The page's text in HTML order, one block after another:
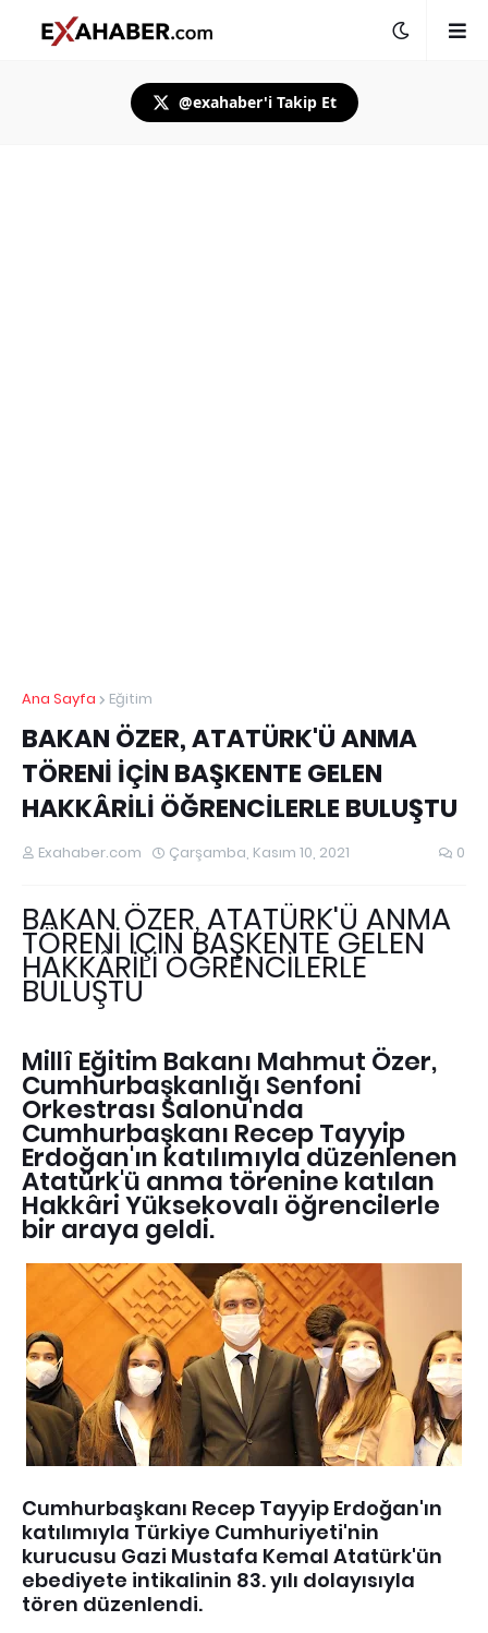
@exahaber'i Takip Et
Ana Sayfa Eğitim
BAKAN ÖZER, ATATÜRK'Ü ANMA
TÖRENİ İÇİN BAŞKENTE GELEN
HAKKÂRİLİ ÖĞRENCİLERLE BULUŞTU
Exahaber.com Çarşamba, Kasım 10, 2021 0
BAKAN ÖZER, ATATÜRK'Ü ANMA
TÖRENİ İÇİN BAŞKENTE GELEN
HAKKÂRİLİ ÖĞRENCİLERLE
BULUŞTU
Millî Eğitim Bakanı Mahmut Özer,
Cumhurbaşkanlığı Senfoni
Orkestrası Salonu'nda
Cumhurbaşkanı Recep Tayyip
Erdoğan'ın katılımıyla düzenlenen
Atatürk'ü anma törenine katılan
Hakkâri Yüksekovalı öğrencilerle
bir araya geldi.
Cumhurbaşkanı Recep Tayyip Erdoğan'ın
katılımıyla Türkiye Cumhuriyeti'nin
kurucusu Gazi Mustafa Kemal Atatürk'ün
ebediyete intikalinin 83. yılı dolayısıyla
tören düzenlendi.